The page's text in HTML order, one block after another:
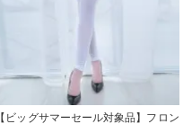
【ビッグサマーセール対象品】フロン